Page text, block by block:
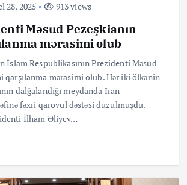
28, 2025 913 views
Məsud Pezeşkianın
mərasimi olub
İslam Respublikasının Prezidenti Məsud
qarşılanma mərasimi olub. Hər iki ölkənin
dalğalandığı meydanda İran
fəxri qarovul dəstəsi düzülmüşdü.
İlham Əliyev…